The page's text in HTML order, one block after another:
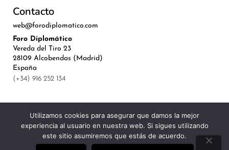
Contacto
web@forodiplomatico.com
Foro Diplomático
Vereda del Tiro 23
28109 Alcobendas (Madrid)
España
(+34) 916 252 134
©Royal Lis Spain 2024
Utilizamos cookies para asegurar que damos la mejor
experiencia al usuario en nuestra web. Si sigues utilizando
este sitio asumiremos que estás de acuerdo.